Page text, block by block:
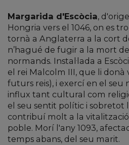
Margarida d'Escòcia,
Hongria vers el 1046, on es
tornà a Anglaterra a la cort
n’hagué de fugir a la mort
normands. Instal·lada a
el rei Malcolm III, que li donà
futurs reis), i exercí en el
influx tant cultural com
el seu sentit polític i sobretot
contribuí molt a la
poble. Morí l'any 1093,
temps abans, del seu marit.